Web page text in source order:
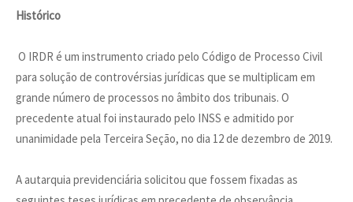
Histórico
O IRDR é um instrumento criado pelo Código de Processo Civil
para solução de controvérsias jurídicas que se multiplicam em
grande número de processos no âmbito dos tribunais. O
precedente atual foi instaurado pelo INSS e admitido por
unanimidade pela Terceira Seção, no dia 12 de dezembro de 2019.
A autarquia previdenciária solicitou que fossem fixadas as